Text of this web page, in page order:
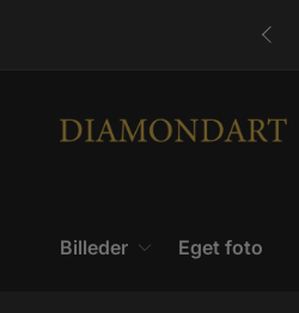
Billeder Eget foto